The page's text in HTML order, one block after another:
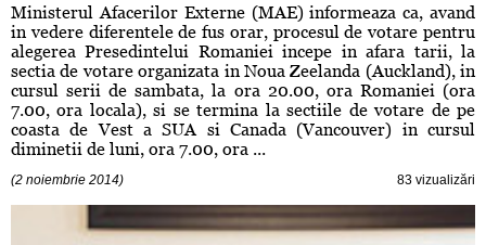
Ministerul Afacerilor Externe (MAE) informeaza ca, avand
in vedere diferentele de fus orar, procesul de votare pentru
alegerea Presedintelui Romaniei incepe in afara tarii, la
sectia de votare organizata in Noua Zeelanda (Auckland), in
cursul serii de sambata, la ora 20.00, ora Romaniei (ora
7.00, ora locala), si se termina la sectiile de votare de pe
coasta de Vest a SUA si Canada (Vancouver) in cursul
diminetii de luni, ora 7.00, ora ...
(2 noiembrie 2014) 83 vizualizări